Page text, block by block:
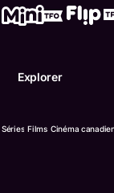
Explorer
Séries Films Cinéma
Boukili